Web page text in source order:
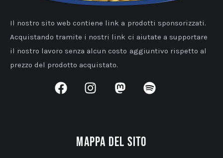
Il nostro sito web contiene link a prodotti sponsorizzati.
Acquistando tramite i nostri link ci aiutate a supportare
il nostro lavoro senza alcun costo aggiuntivo rispetto al
prezzo del prodotto acquistato.
Mappa del sito